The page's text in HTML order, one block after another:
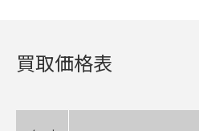
買取価格表